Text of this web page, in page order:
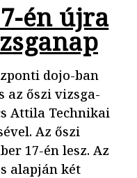
én újra
dojo-ban
az őszi vizsga-
Attila Technikai
Az őszi
17-én lesz. Az
alapján két